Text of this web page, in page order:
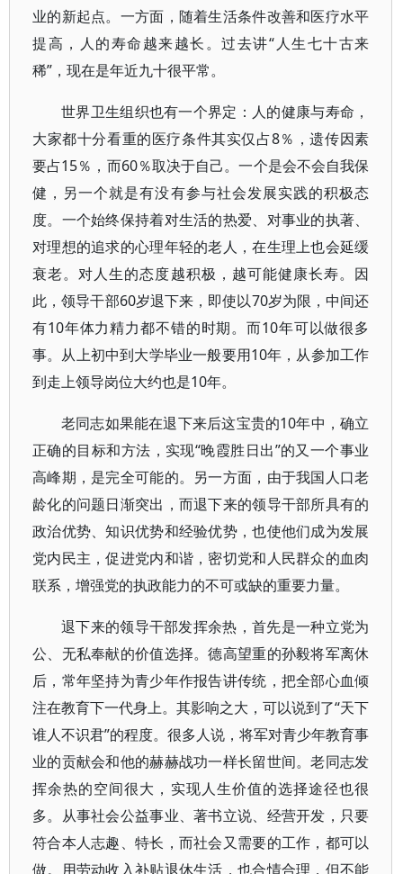
业的新起点。一方面，随着生活条件改善和医疗水平
提高，人的寿命越来越长。过去讲“人生七十古来
稀”，现在是年近九十很平常。
世界卫生组织也有一个界定：人的健康与寿命，
大家都十分看重的医疗条件其实仅占8％，遗传因素
要占15％，而60％取决于自己。一个是会不会自我保
健，另一个就是有没有参与社会发展实践的积极态
度。一个始终保持着对生活的热爱、对事业的执著、
对理想的追求的心理年轻的老人，在生理上也会延缓
衰老。对人生的态度越积极，越可能健康长寿。因
此，领导干部60岁退下来，即使以70岁为限，中间还
有10年体力精力都不错的时期。而10年可以做很多
事。从上初中到大学毕业一般要用10年，从参加工作
到走上领导岗位大约也是10年。
老同志如果能在退下来后这宝贵的10年中，确立
正确的目标和方法，实现“晚霞胜日出”的又一个事业
高峰期，是完全可能的。另一方面，由于我国人口老
龄化的问题日渐突出，而退下来的领导干部所具有的
政治优势、知识优势和经验优势，也使他们成为发展
党内民主，促进党内和谐，密切党和人民群众的血肉
联系，增强党的执政能力的不可或缺的重要力量。
退下来的领导干部发挥余热，首先是一种立党为
公、无私奉献的价值选择。德高望重的孙毅将军离休
后，常年坚持为青少年作报告讲传统，把全部心血倾
注在教育下一代身上。其影响之大，可以说到了“天下
谁人不识君”的程度。很多人说，将军对青少年教育事
业的贡献会和他的赫赫战功一样长留世间。老同志发
挥余热的空间很大，实现人生价值的选择途径也很
多。从事社会公益事业、著书立说、经营开发，只要
符合本人志趣、特长，而社会又需要的工作，都可以
做。用劳动收入补贴退休生活，也合情合理，但不能